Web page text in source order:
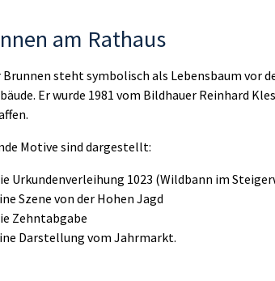
am Rathaus
Brunnen steht symbolisch als Lebensbaum vor
Er wurde 1981 vom Bildhauer Reinhard
Motive sind dargestellt:
Urkundenverleihung 1023 (Wildbann im
Szene von der Hohen Jagd
Zehntabgabe
Darstellung vom Jahrmarkt.